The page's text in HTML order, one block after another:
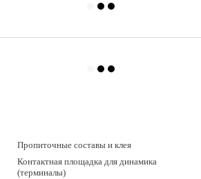
Пропиточные составы и клея
Контактная площадка для динамика
(терминалы)